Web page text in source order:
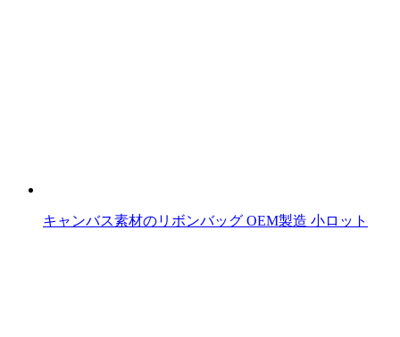
キャンバス素材のリボンバッグ OEM製造 小ロット